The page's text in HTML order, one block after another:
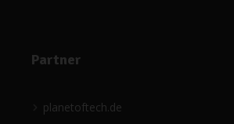
Partner
planetoftech.de